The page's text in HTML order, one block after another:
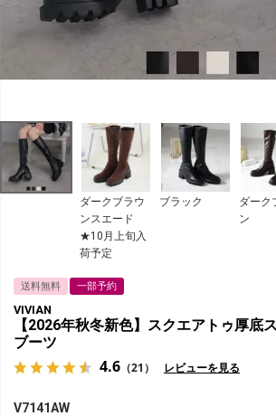
ダークブラウ
ンスエード
★10月上旬入
荷予定
ブラック
ダーク
ン
送料無料 一部予約
VIVIAN
【2026年秋冬新色】スクエアトゥ厚底
ブーツ
4.6 （21） レビューを見る
V7141AW